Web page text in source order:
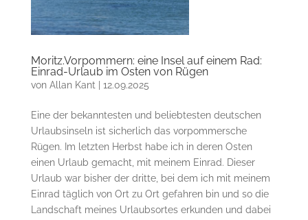
Moritz.Vorpommern: eine Insel auf einem Rad:
Einrad-Urlaub im Osten von Rügen
von Allan Kant | 12.09.2025
Eine der bekanntesten und beliebtesten deutschen
Urlaubsinseln ist sicherlich das vorpommersche
Rügen. Im letzten Herbst habe ich in deren Osten
einen Urlaub gemacht, mit meinem Einrad. Dieser
Urlaub war bisher der dritte, bei dem ich mit meinem
Einrad täglich von Ort zu Ort gefahren bin und so die
Landschaft meines Urlaubsortes erkunden und dabei